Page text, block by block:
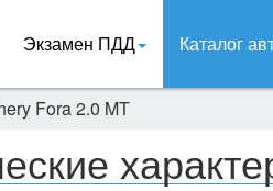
Экзамен ПДД Каталог
Fora 2.0 MT